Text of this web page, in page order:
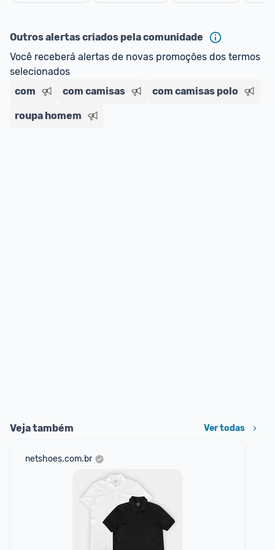
E lembre-se: você sempre pode contar ajuda da
comunidade para tirar dúvidas ou acionar os
nossos Admins marcando
comentário ou através do Fale com o Promobit.
Outros alertas criados pela comunidade
Você receberá alertas de novas promoções dos termos
selecionados
com
com camisas com camisas polo
roupa homem
Veja também Ver todas
netshoes.com.br